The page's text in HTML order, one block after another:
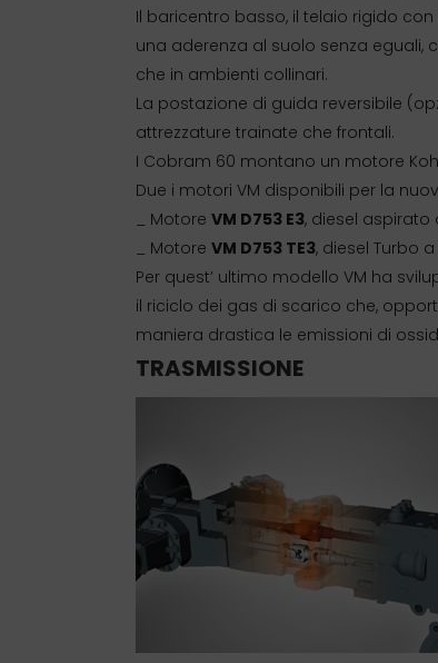
Il baricentro basso, il telaio rigido
una aderenza al suolo senza eguali,
che in ambienti collinari.
La postazione di guida reversibile
attrezzature trainate che frontali.
I Cobram 60 montano un motore
Due i motori VM disponibili per la
_ Motore VM D753 E3, diesel aspirato
_ Motore VM D753 TE3, diesel Turbo
Per quest’ ultimo modello VM ha
il riciclo dei gas di scarico che,
maniera drastica le emissioni di
TRASMISSIONE